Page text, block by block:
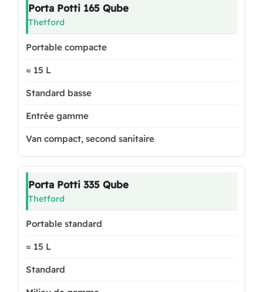
Porta Potti 165 Qube
Thetford
Portable compacte
≈ 15 L
Standard basse
Entrée gamme
Van compact, second sanitaire
Porta Potti 335 Qube
Thetford
Portable standard
≈ 15 L
Standard